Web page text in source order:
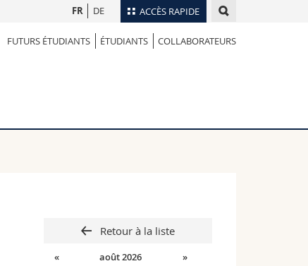
ACCÈS RAPIDE
Annuaire du personnel
Programme des cours
FR DE
FUTURS ÉTUDIANTS ÉTUDIANTS COLLABORATEURS
Retour à la liste
« août 2026
»